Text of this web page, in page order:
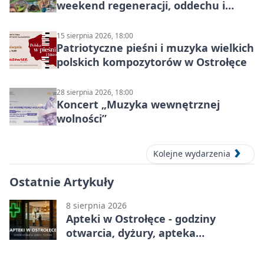
weekend regeneracji, oddechu i
15 sierpnia 2026, 18:00
Patriotyczne pieśni i muzyka wielkich
polskich kompozytorów w Ostrołęce
28 sierpnia 2026, 18:00
Koncert „Muzyka wewnętrznej
wolności”
Kolejne wydarzenia
Ostatnie Artykuły
8 sierpnia 2026
Apteki w Ostrołęce - godziny
otwarcia, dyżury, apteka